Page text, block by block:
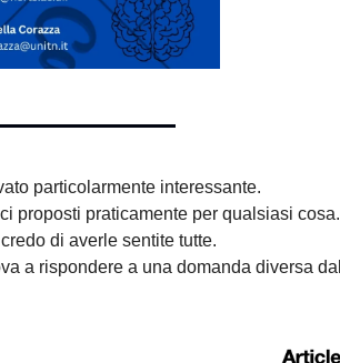
particolarmente interessante.
proposti praticamente per qualsiasi cosa.
di averle sentite tutte.
a rispondere a una domanda diversa dal